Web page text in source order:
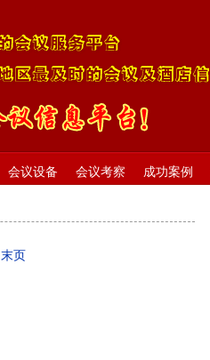
会议设备 会议考察 成功案例
末页